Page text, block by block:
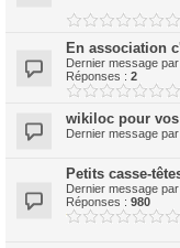
En association
Dernier message par
Réponses : 2
wikiloc pour vos
Dernier message par
Petits casse-
Dernier message par
Réponses : 980